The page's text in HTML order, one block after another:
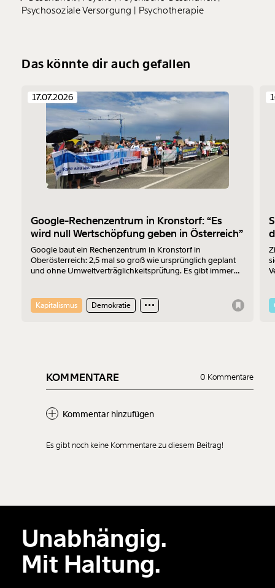
Psychosoziale Versorgung
Psychotherapie
Das könnte dir auch gefallen
17.07.2026
Google-Rechenzentrum in Kronstorf: “Es
wird null Wertschöpfung geben in Österreich”
Google baut ein Rechenzentrum in Kronstorf in
Oberösterreich: 2,5 mal so groß wie ursprünglich geplant
und ohne Umweltverträglichkeitsprüfung. Es gibt immer
Kronstorf“ Harald Müllner erklärt im Interview, wo die
Probleme liegen und was er sich vom Protest erhofft.
Kapitalismus Demokratie
KOMMENTARE 0 Kommentare
Kommentar hinzufügen
Der Inhalt dieses Feldes wird nicht öffentlich zugänglich angezeigt.
Es gibt noch keine Kommentare zu diesem Beitrag!
Unabhängig.
Mit Haltung.